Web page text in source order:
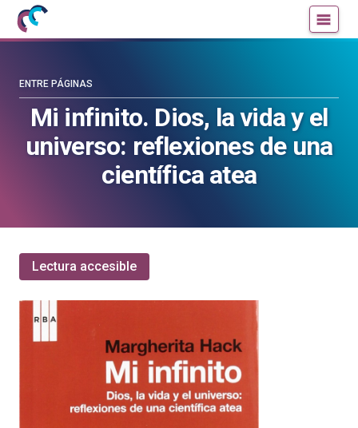
Mujeres
con
Cultura
Científica
blog
Cultura
Científica
Mi infinito. Dios, la vida y el
universo: reflexiones de una
científica atea
ENTRE PÁGINAS
Lectura accesible